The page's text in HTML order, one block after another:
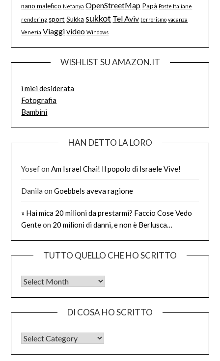
nano malefico Netanya OpenStreetMap Papà Poste Italiane
rendering sport Sukka sukkot Tel Aviv terrorismo vacanza
Venezia Viaggivideo Windows
WISHLIST SU AMAZON.IT
i miei desiderata
Fotografia
Bambini
HAN DETTO LA LORO
YosefonAm Israel Chai! Il popolo di Israele Vive!
Danila onGoebbels aveva ragione
» Hai mica 20 milioni da prestarmi? Faccio Cose Vedo
Genteon 20 milioni di danni, e non è Berlusca…
TUTTO QUELLO CHE HO SCRITTO
Tutto quello che ho scritto
DI COSA HO SCRITTO
DI COSA HO SCRITTO